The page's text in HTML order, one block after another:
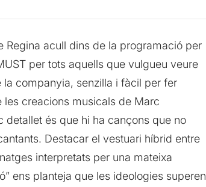
Regina acull dins de la programació per
per tots aquells que vulgueu veure
companyia, senzilla i fàcil per fer
les creacions musicals de Marc
detallet és que hi ha cançons que no
Destacar el vestuari híbrid entre
interpretats per una mateixa
ens planteja que les ideologies superen